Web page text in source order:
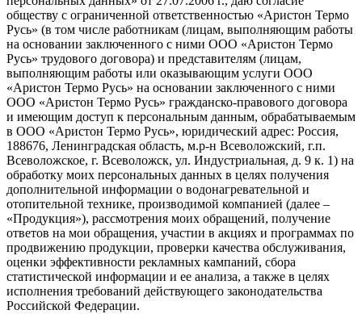
обществу с ограниченной ответственностью «Аристон Термо
Русь» (в том числе работникам (лицам, выполняющим работы
на основании заключенного с ними ООО «Аристон Термо
Русь» трудового договора) и представителям (лицам,
выполняющим работы или оказывающим услуги ООО
«Аристон Термо Русь» на основании заключенного с ними
ООО «Аристон Термо Русь» гражданско-правового договора
и имеющим доступ к персональным данным, обрабатываемым
в ООО «Аристон Термо Русь», юридический адрес: Россия,
188676, Ленинградская область, м.р-н Всеволожский, г.п.
Всеволожское, г. Всеволожск, ул. Индустриальная, д. 9 к. 1) на
обработку моих персональных данных в целях получения
дополнительной информации о водонагревательной и
отопительной технике, производимой компанией (далее –
«Продукция»), рассмотрения моих обращений, получение
ответов на мои обращения, участии в акциях и программах по
продвижению продукции, проверки качества обслуживания,
оценки эффективности рекламных кампаний, сбора
статистической информации и ее анализа, а также в целях
исполнения требований действующего законодательства
Российской Федерации.